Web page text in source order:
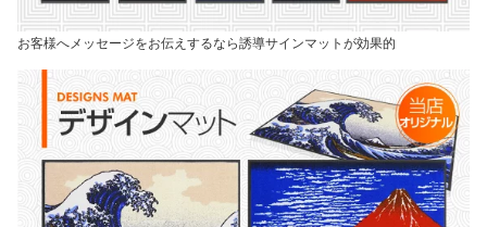
お客様へメッセージをお伝えするなら誘導サインマットが効果的